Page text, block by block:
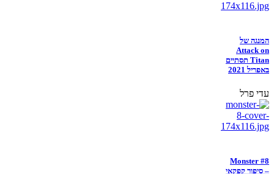
המנגה של
Attack on
Titan תסתיים
באפריל 2021
עדי פרל
Monster #8
– סיפור קפקאי